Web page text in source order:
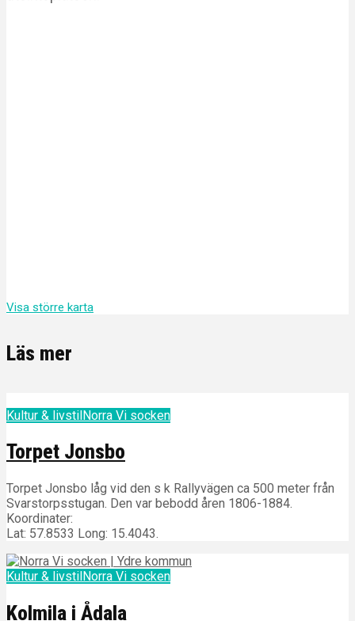
Visa större karta
Läs mer
Kultur & livstilNorra Vi socken
Torpet Jonsbo
Torpet Jonsbo låg vid den s k Rallyvägen ca 500 meter från
Svarstorpsstugan. Den var bebodd åren 1806-1884.
Koordinater:
Lat: 57.8533 Long: 15.4043.
Kultur & livstilNorra Vi socken
Kolmila i Ådala